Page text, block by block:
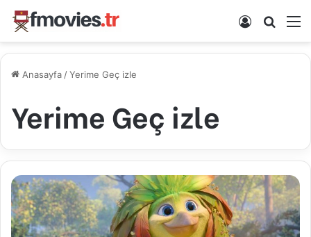
Kayıt Ol
Anasayfa /Yerime Geç izle
Yerime Geç izle